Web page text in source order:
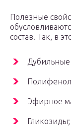
Полезные
состав. Так, в
Дубильные
Эфирное
Гликозиды;